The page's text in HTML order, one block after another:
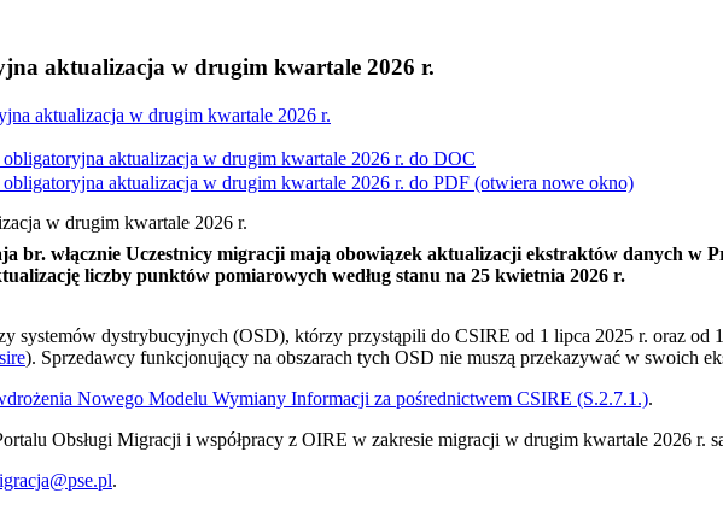
aktualizacja w drugim kwartale 2026 r.
aktualizacja w drugim kwartale 2026 r.
aktualizacja w drugim kwartale 2026 r. do DOC
aktualizacja w drugim kwartale 2026 r. do PDF (otwiera nowe okno)
w drugim kwartale 2026 r.
br. włącznie Uczestnicy migracji mają obowiązek aktualizacji ekstraktów danych w
liczby punktów pomiarowych według stanu na 25 kwietnia 2026 r.
systemów dystrybucyjnych (OSD), którzy przystąpili do CSIRE od 1 lipca 2025 r. oraz od
). Sprzedawcy funkcjonujący na obszarach tych OSD nie muszą przekazywać w swoich
Nowego Modelu Wymiany Informacji za pośrednictwem CSIRE (S.2.7.1.).
Obsługi Migracji i współpracy z OIRE w zakresie migracji w drugim kwartale 2026 r.
.